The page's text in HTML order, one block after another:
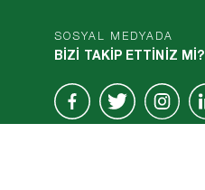
SOSYAL MEDYADA
BİZİ TAKİP ETTİNİZ Mİ?